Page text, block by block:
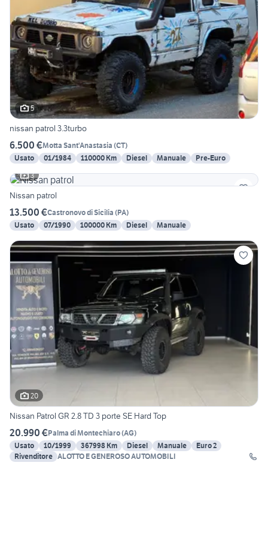
5
nissan patrol 3.3turbo
6.500 €Motta Sant'Anastasia (CT)
Usato
01/1984 110000 Km Diesel Manuale
Pre-Euro
3
Nissan patrol
13.500 €Castronovo di Sicilia (PA)
Usato
07/1990 100000 Km Diesel Manuale
20
Nissan Patrol GR 2.8 TD 3 porte SE Hard Top
20.990 €Palma di Montechiaro(AG)
Usato
10/1999 367998 Km Diesel Manuale
Euro 2
Rivenditore ALOTTO E GENEROSO AUTOMOBILI